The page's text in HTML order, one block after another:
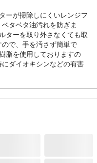
ーが掃除しにくいレンジフ
タベタ油汚れを防ぎま
ターを取り外さなくても取
ので、手を汚さず簡単で
脂を使用しておりますの
ダイオキシンなどの有害
回数/幅60cmの深型フー